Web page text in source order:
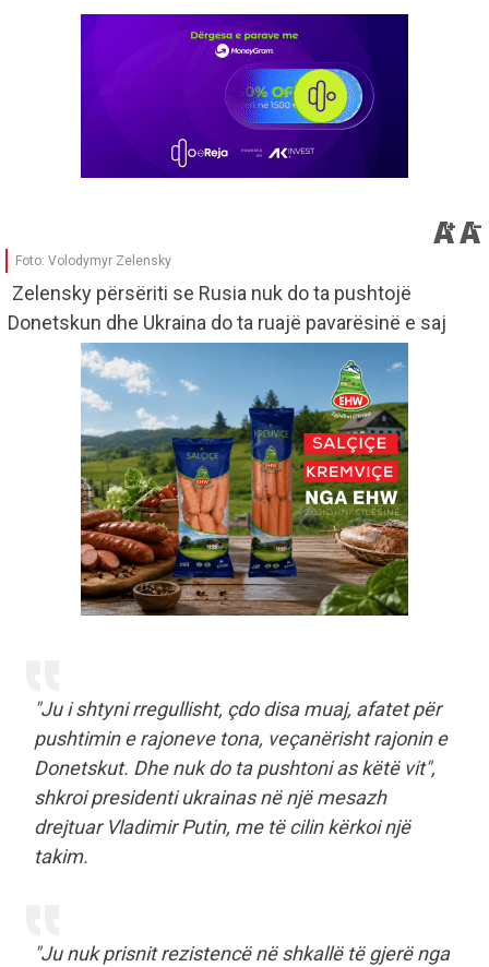
Foto: Volodymyr Zelensky
Zelensky përsëriti se Rusia nuk do ta pushtojë
Donetskun dhe Ukraina do ta ruajë pavarësinë e saj
"Ju i shtyni rregullisht, çdo disa muaj, afatet për
pushtimin e rajoneve tona, veçanërisht rajonin e
Donetskut. Dhe nuk do ta pushtoni as këtë vit",
shkroi presidenti ukrainas në një mesazh
drejtuar Vladimir Putin, me të cilin kërkoi një
takim.
"Ju nuk prisnit rezistencë në shkallë të gjerë nga